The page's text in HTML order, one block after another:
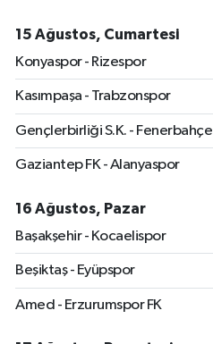
15 Ağustos, Cumartesi
Konyaspor - Rizespor
Kasımpaşa - Trabzonspor
Gençlerbirliği S.K. - Fenerbahçe
Gaziantep FK - Alanyaspor
16 Ağustos, Pazar
Başakşehir - Kocaelispor
Beşiktaş - Eyüpspor
Amed - Erzurumspor FK